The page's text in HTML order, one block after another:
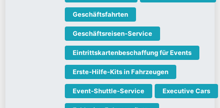
Geschäftsfahrten
Geschäftsreisen-Service
Eintrittskartenbeschaffung für Events
Erste-Hilfe-Kits in Fahrzeugen
Event-Shuttle-Service Executive Cars